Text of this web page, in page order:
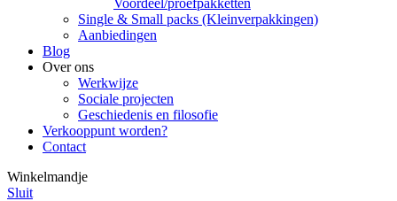
Single & Small packs (Kleinverpakkingen)
Aanbiedingen
Blog
Over ons
Werkwijze
Sociale projecten
Geschiedenis en filosofie
Verkooppunt worden?
Contact
Winkelmandje
Sluit